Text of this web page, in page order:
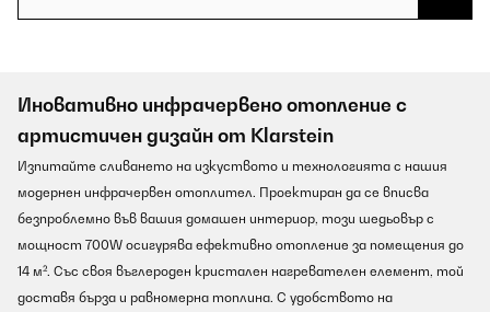
Иновативно инфрачервено отопление с
артистичен дизайн от Klarstein
Изпитайте сливането на изкуството и технологията с нашия
модернен инфрачервен отоплител. Проектиран да се вписва
безпроблемно във вашия домашен интериор, този шедьовър с
мощност 700W осигурява ефективно отопление за помещения до
14 м². Със своя въглероден кристален нагревателен елемент, той
доставя бърза и равномерна топлина. С удобството на